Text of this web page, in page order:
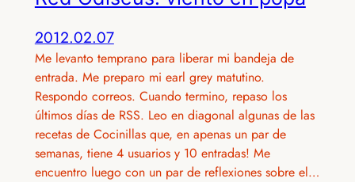
2012.02.07
Me levanto temprano para liberar mi bandeja de
entrada. Me preparo mi earl grey matutino.
Respondo correos. Cuando termino, repaso los
últimos días de RSS. Leo en diagonal algunas de las
recetas de Cocinillas que, en apenas un par de
semanas, tiene 4 usuarios y 10 entradas! Me
encuentro luego con un par de reflexiones sobre el…